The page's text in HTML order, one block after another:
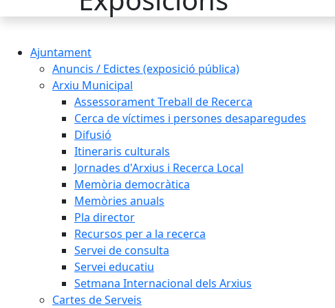
Ajuntament
Anuncis / Edictes (exposició pública)
Arxiu Municipal
Assessorament Treball de Recerca
Cerca de víctimes i persones desaparegudes
Difusió
Itineraris culturals
Jornades d'Arxius i Recerca Local
Memòria democràtica
Memòries anuals
Pla director
Recursos per a la recerca
Servei de consulta
Servei educatiu
Setmana Internacional dels Arxius
Cartes de Serveis